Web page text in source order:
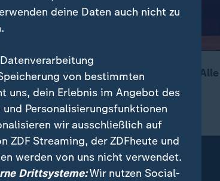
der Volleyball-Nations-League. Alle
auf sportstudio.de zu sehen sein.
deine Daten auch nicht zu
von bestimmten
uns, dein Erlebnis im Angebot des
und Personalisierungsfunktionen
wir ausschließlich auf
ZDF Streaming, der ZDFheute und
werden von uns nicht verwendet.
Drittsysteme:Wir nutzen Social-